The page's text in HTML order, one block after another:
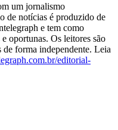
um jornalismo
de notícias é produzido de
e tem como
oportunas. Os leitores são
forma independente. Leia
editorial-